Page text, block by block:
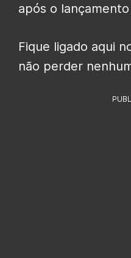
após o
Fique ligado aqui
não perder